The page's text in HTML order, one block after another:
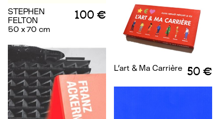
STEPHEN
FELTON
50 x 70 cm
100 €
L'art & Ma Carrière 50 €